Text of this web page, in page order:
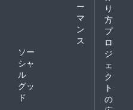
ー
マ
ン
ス
ソー
シャ
ル
グッ
ド
り
方
プ
ロ
ジ
ェ
ク
ト
の